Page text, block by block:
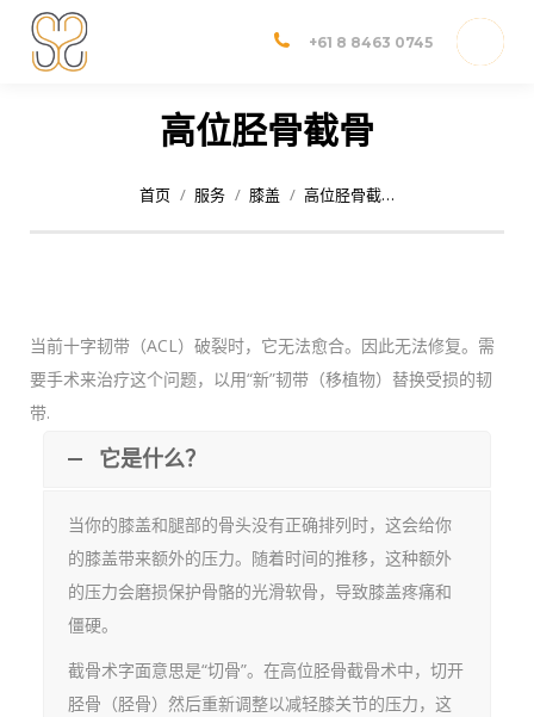
+61 8 8463 0745
Dr Shannon Sim
Adelaide Orthopedic Surgeon
高位胫骨截骨
首页 服务 膝盖 高位胫骨截…
当前十字韧带（ACL）破裂时，它无法愈合。因此无法修复。需
要手术来治疗这个问题，以用“新”韧带（移植物）替换受损的韧
带.
它是什么？
当你的膝盖和腿部的骨头没有正确排列时，这会给你
的膝盖带来额外的压力。随着时间的推移，这种额外
的压力会磨损保护骨骼的光滑软骨，导致膝盖疼痛和
僵硬。
截骨术字面意思是“切骨”。在高位胫骨截骨术中，切开
胫骨（胫骨）然后重新调整以减轻膝关节的压力，这